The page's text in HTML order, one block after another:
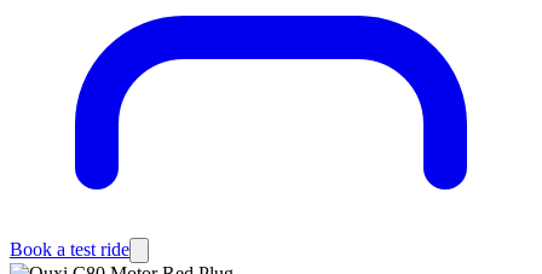
Book a test ride